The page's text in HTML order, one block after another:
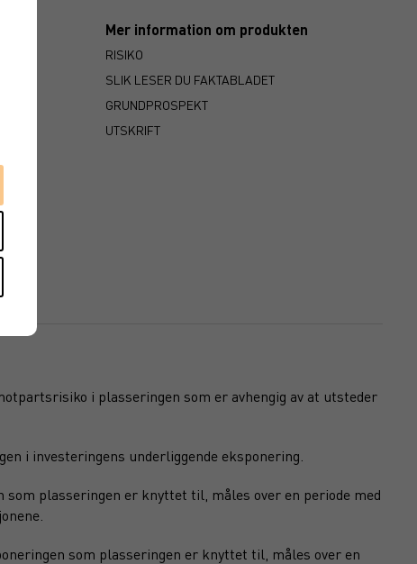
Mer information om produkten
RISIKO
SLIK LESER DU FAKTABLADET
GRUNDPROSPEKT
UTSKRIFT
i plasseringen som er avhengig av at utsteder
i investeringens underliggende eksponering.
plasseringen er knyttet til, måles over en periode med
som plasseringen er knyttet til, måles over en